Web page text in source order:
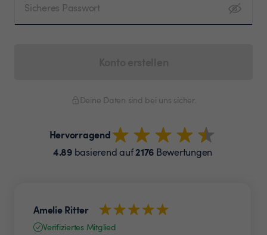
Sicheres Passwort
Deine Daten sind bei uns sicher.
Hervorragend
4.89basierend auf2176 Bewertungen
Amelie Ritter
Verifiziertes Mitglied